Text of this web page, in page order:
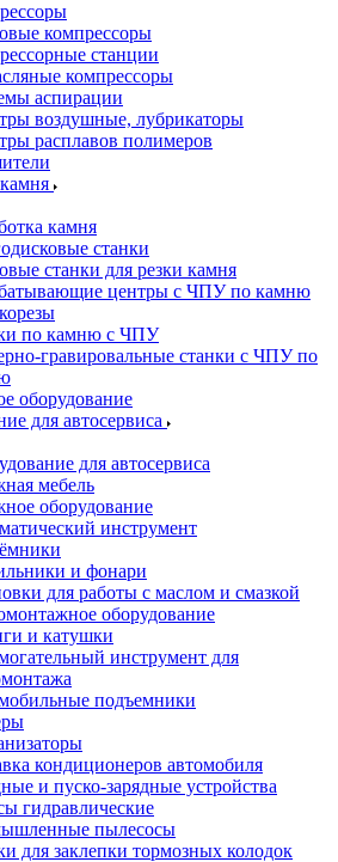
компрессоры
станции
компрессоры
аспирации
воздушные, лубрикаторы
расплавов полимеров
камня
станки
станки для резки камня
центры с ЧПУ по камню
по камню с ЧПУ
гравировальные станки с ЧПУ по
оборудование
для автосервиса
для автосервиса
мебель
оборудование
инструмент
и фонари
для работы с маслом и смазкой
оборудование
и катушки
инструмент для
подъемники
кондиционеров автомобиля
и пуско-зарядные устройства
гидравлические
пылесосы
для заклепки тормозных колодок